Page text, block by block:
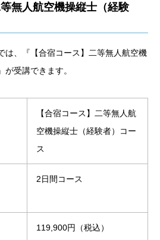
等無人航空機操縦士（経験
は、『【合宿コース】二等無人航空機
受講できます。
【合宿コース】二等無人航
空機操縦士（経験者）コー
ス
2日間コース
119,900円（税込）